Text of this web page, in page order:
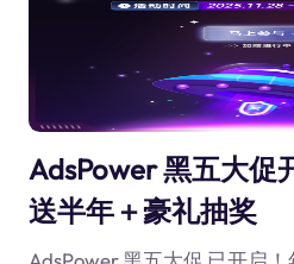
AdsPower 黑五大促
送半年＋豪礼抽奖